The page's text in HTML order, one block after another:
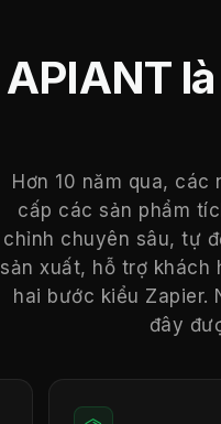
APIANT
Hơn 10 năm qua,
cấp các sản phẩm
chỉnh chuyên sâu, tự
sản xuất, hỗ trợ khách
hai bước kiểu Zapier.
đây